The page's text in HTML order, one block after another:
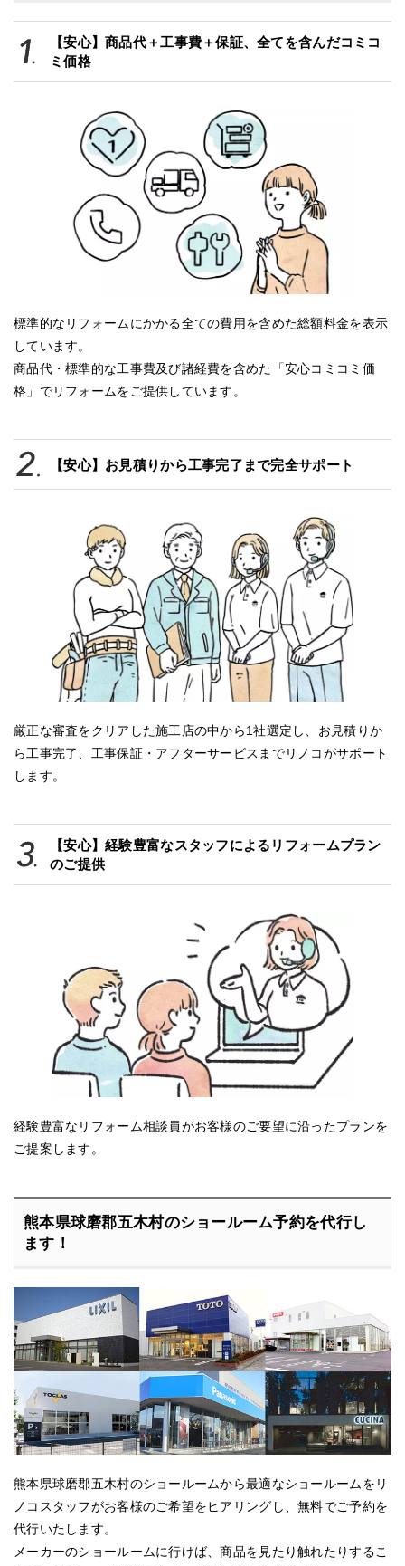
【安心】商品代＋工事費＋保証、全てを含んだコミコ
ミ価格
標準的なリフォームにかかる全ての費用を含めた総額料金を表示
しています。
商品代・標準的な工事費及び諸経費を含めた「安心コミコミ価
格」でリフォームをご提供しています。
【安心】お見積りから工事完了まで完全サポート
厳正な審査をクリアした施工店の中から1社選定し、お見積りか
ら工事完了、工事保証・アフターサービスまでリノコがサポート
します。
【安心】経験豊富なスタッフによるリフォームプラン
のご提供
経験豊富なリフォーム相談員がお客様のご要望に沿ったプランを
ご提案します。
熊本県球磨郡五木村のショールーム予約を代行し
ます！
熊本県球磨郡五木村のショールームから最適なショールームをリ
ノコスタッフがお客様のご希望をヒアリングし、無料でご予約を
代行いたします。
メーカーのショールームに行けば、商品を見たり触れたりするこ